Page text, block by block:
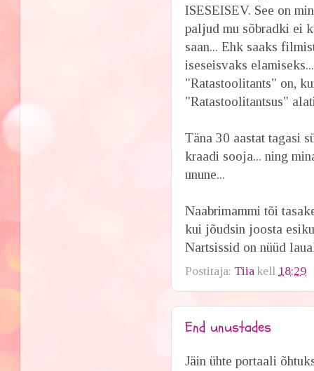
ISESEISEV. See on
paljud mu sõbradki ei
saan... Ehk saaks
iseseisvaks elamiseks...
"Ratastoolitants" on,
"Ratastoolitantsus"
Täna 30 aastat tagasi
kraadi sooja... ning
unune...
Naabrimammi tõi
kui jõudsin joosta
Nartsissid on nüüd
Postitaja: Tiia kell 18:29
End unustades
Jäin ühte portaali